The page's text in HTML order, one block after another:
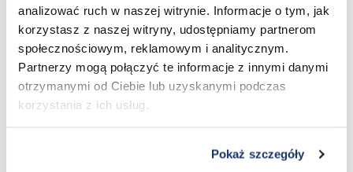
analizować ruch w naszej witrynie. Informacje o tym, jak
korzystasz z naszej witryny, udostępniamy partnerom
społecznościowym, reklamowym i analitycznym.
Partnerzy mogą połączyć te informacje z innymi danymi
otrzymanymi od Ciebie lub uzyskanymi podczas
korzystania z ich usług.
Pokaż szczegóły
wszelkimi innymi szkodami uznanymi w prawie lub na
zasadzie słuszności, spowodowanymi lub wynikającymi w
całości lub w części z jakiegokolwiek działania lub
zaniechania, zaniedbania lub innego, Kupującego lub
któregokolwiek z agentów, pracowników,
podwykonawców lub klientów Kupującego. W przypadku,
niniejszej klauzuli w formie pisemnej, wtedy i tylko wtedy,